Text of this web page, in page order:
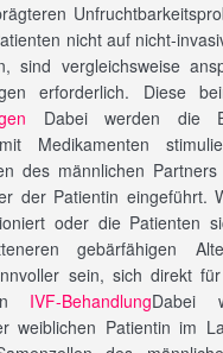
nicht auf nicht-
sind vergleichsweise
erforderlich. Diese
Dabei werden die
Medikamenten
des männlichen
der Patientin eingeführt.
oder die Patienten
gebärfähigen
sein, sich direkt
IVF-BehandlungDabei
weiblichen Patientin im